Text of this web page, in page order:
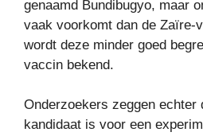
genaamd Bundibugyo, maar
vaak voorkomt dan de Zaïre-
wordt deze minder goed
vaccin bekend.
Onderzoekers zeggen echter
kandidaat is voor een